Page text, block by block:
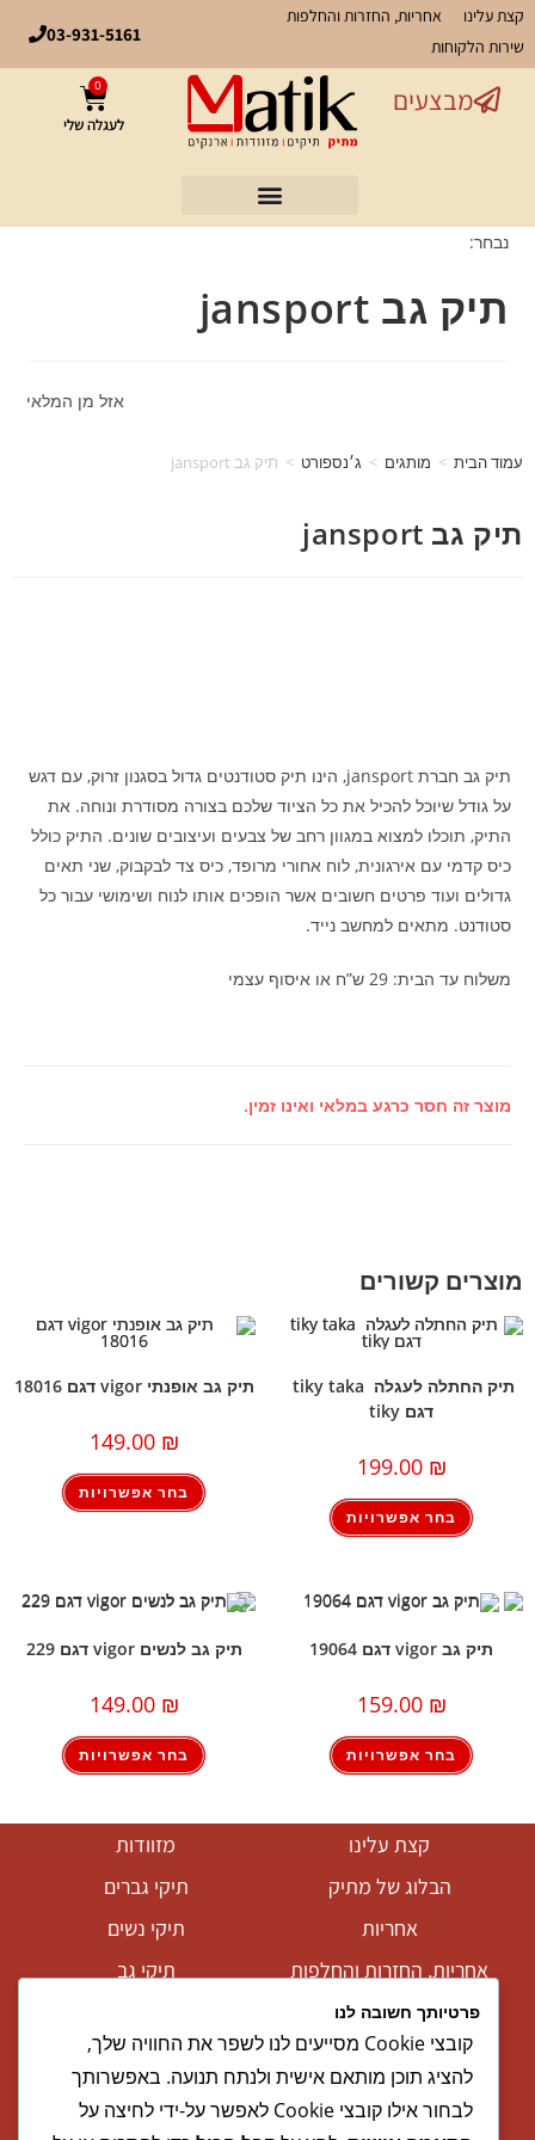
קצת עלינו
אחריות, החזרות והחלפות
שירות הלקוחות
03-931-5161
מבצעים 0
לעגלה שלי
נבחר:
תיק גב jansport
אזל מן המלאי
עמוד הבית > מותגים > ג׳נספורט > תיק גב jansport
תיק גב jansport
תיק גב חברת jansport, הינו תיק סטודנטים גדול בסגנון זרוק, עם דגש
על גודל שיוכל להכיל את כל הציוד שלכם בצורה מסודרת ונוחה. את
התיק, תוכלו למצוא במגוון רחב של צבעים ועיצובים שונים. התיק כולל
כיס קדמי עם אירגונית, לוח אחורי מרופד, כיס צד לבקבוק, שני תאים
גדולים ועוד פרטים חשובים אשר הופכים אותו לנוח ושימושי עבור כל
סטודנט. מתאים למחשב נייד.
משלוח עד הבית: 29 ש”ח או איסוף עצמי
מוצר זה חסר כרגע במלאי ואינו זמין.
מוצרים קשורים
דגם tiky
199.00 ₪
בחר אפשרויות
תיק גב אופנתי vigor דגם 18016
149.00 ₪
בחר אפשרויות
תיק גב vigor דגם 19064
159.00 ₪
בחר אפשרויות
תיק גב לנשים vigor דגם 229
149.00 ₪
בחר אפשרויות
קצת עלינו
הבלוג של מתיק
אחריות
אחריות, החזרות והחלפות
שירות לקוחות
תקנון אתר
הצהרת נגישות
מזוודות
תיקי גברים
תיקי נשים
תיקי גב
מותגים
פרטיותך חשובה לנו
קובצי Cookie מסייעים לנו לשפר את החוויה שלך,
להציג תוכן מותאם אישית ולנתח תנועה. באפשרותך
לבחור אילו קובצי Cookie לאפשר על-ידי לחיצה על